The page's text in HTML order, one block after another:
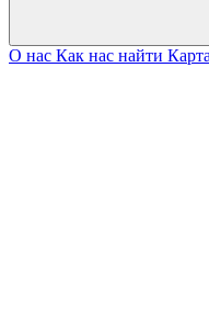
О нас Как нас найти